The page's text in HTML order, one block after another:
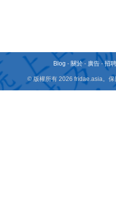
Blog - 關於 - 廣告 -招
© 版權所有 2026 fridae.asia。